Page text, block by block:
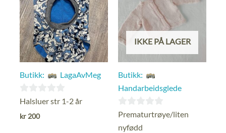
Butikk: LagaAvMeg
0
ut
Halsluer str 1-2 år
kr 200
IKKE PÅ LAGER
Butikk:
Handarbeidsglede
0
ut
Prematurtrøye/liten
nyfødd